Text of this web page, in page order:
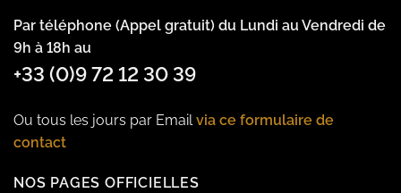
Par téléphone (Appel gratuit) du Lundi au Vendredi de
9h à 18h au
+33 (0)9 72 12 30 39
Ou tous les jours par Email via ce formulaire de
contact
NOS PAGES OFFICIELLES